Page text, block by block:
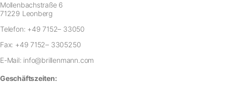
Mollenbachstraße 6
71229 Leonberg
Telefon: +49 7152– 33050
Fax: +49 7152– 3305250
E-Mail: info@brillenmann.com
Geschäftszeiten: